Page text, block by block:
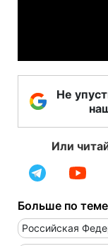
Не
Или
Больше по
Российская